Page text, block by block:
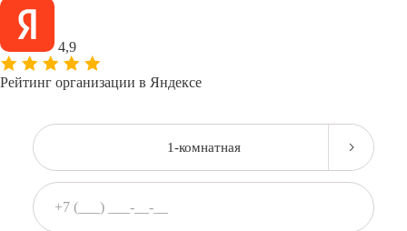
4,9
Рейтинг организации в Яндексе
1-комнатная